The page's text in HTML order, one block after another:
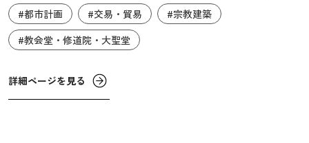
沢地）を排水して市街地化していきました。この町の運河
と都市景観は美しいだけでなく実用的でかつ経済的なもの
です。16世紀末以降、オランダは海洋国家として黄金期を
を蓄え、アムステルダムは世界有数の富裕都市となりまし
#都市計画
#交易・貿易
#宗教建築
#教会堂・修道院・大聖堂
詳細ページを見る